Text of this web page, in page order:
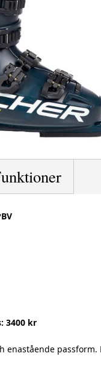
3400 kr
enastående